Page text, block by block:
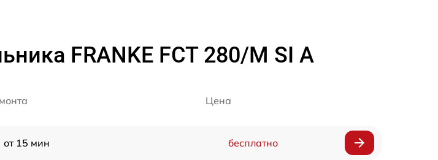
FRANKE FCT 280/M SI A
Цена
от 15 мин бесплатно